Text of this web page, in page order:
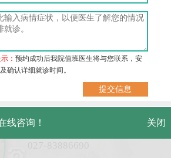
示：预约成功后我院值班医生将与您联系，安
确认详细就诊时间。
武汉市硚口区解放大道479号
线咨询！ 关闭